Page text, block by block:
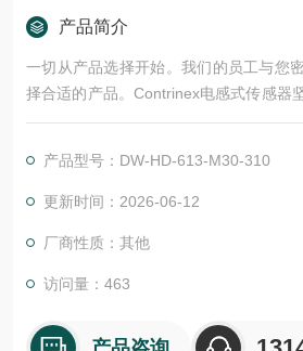
产品简介
一切从产品选择开始。我们的员工与您
择合适的产品。Contrinex电感式传感器
远40 mm的距离内对金属目标进行非接
电感式传感器成为高要求条件的理想选
个被金属目标衰减的磁场。当传感器靠近
产品型号：DW-HD-613-M30-310
更新时间：2026-06-12
厂商性质：其他
访问量：463